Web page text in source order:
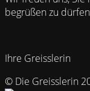
begrüßen zu
Ihre Greisslerin
© Die Greisslerin